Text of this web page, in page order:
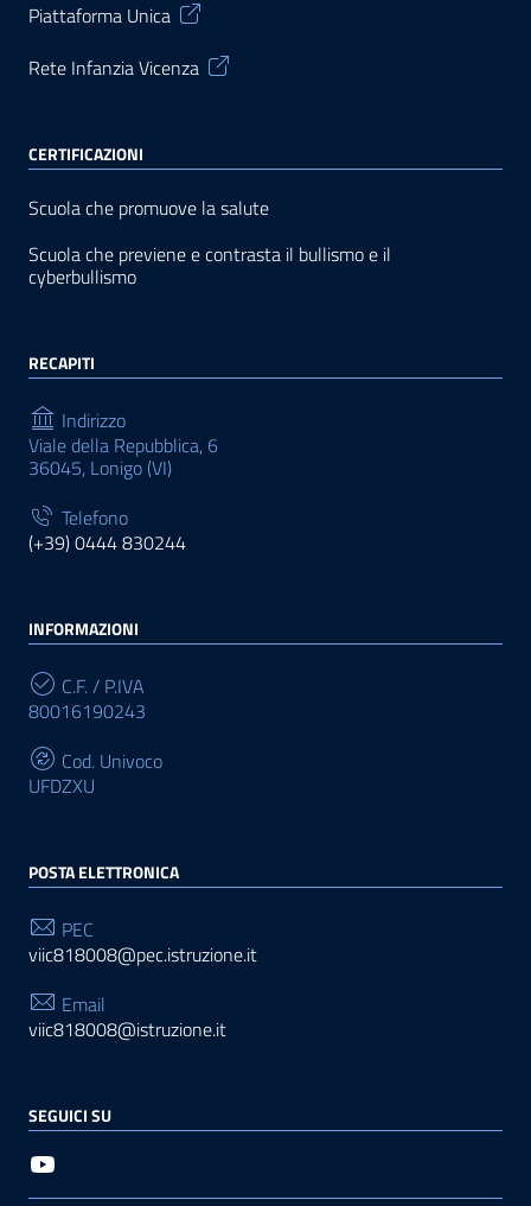
Piattaforma Unica
Rete Infanzia Vicenza
CERTIFICAZIONI
Scuola che promuove la salute
Scuola che previene e contrasta il bullismo e il
cyberbullismo
RECAPITI
Indirizzo
Viale della Repubblica, 6
36045, Lonigo (VI)
Telefono
(+39) 0444 830244
INFORMAZIONI
C.F. / P.IVA
80016190243
Cod. Univoco
UFDZXU
POSTA ELETTRONICA
PEC
viic818008@pec.istruzione.it
Email
viic818008@istruzione.it
SEGUICI SU